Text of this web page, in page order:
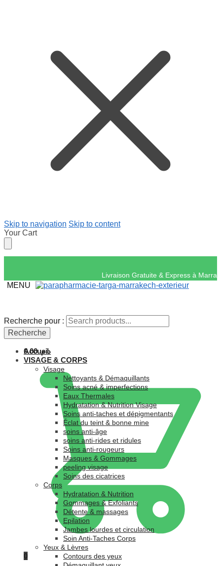
Skip to navigation Skip to content
Your Cart
Livraison Gratuite &
MENU
Recherche pour :
Recherche
د.م.0.00
0
Recherche pour :
Recherche
Accueil
VISAGE & CORPS
Visage
Nettoyants & Démaquillants
Soins acné & imperfections
Eaux Thermales
Hydratation & Nutrition Visage
Soins anti-taches et dépigmentants
Éclat du teint & bonne mine
soins anti-âge
soins anti-rides et ridules
Soins anti-rougeurs
Masques & Gommages
peeling visage
Soins des cicatrices
Corps
Hydratation & Nutrition
Gommages & Exfoliants
Détente & massages
Epilation
Jambes lourdes et circulation
Soin Anti-Taches Corps
Yeux & Lèvres
Contours des yeux